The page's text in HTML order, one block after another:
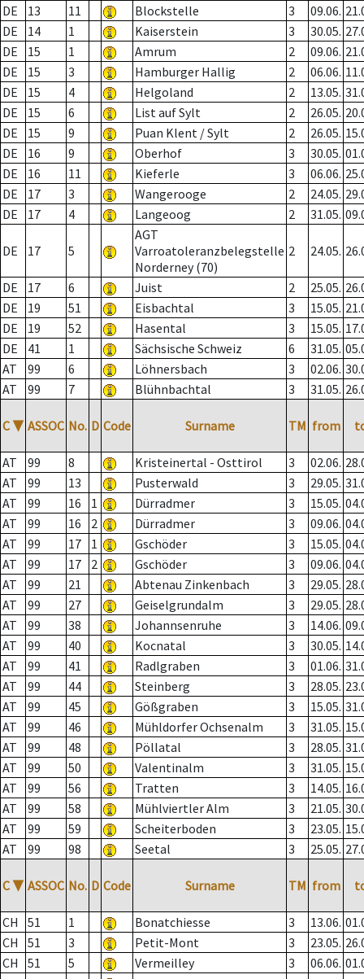
DE
13 11 Blockstelle 3 09.06.
DE
14 1 Kaiserstein 3 30.05.
DE
15 1 Amrum 2 09.06.
DE
15 3 Hamburger Hallig 2 06.06.
DE
15 4 Helgoland 2 13.05.
DE
15 6 List auf Sylt 2 26.05.
DE
15 9 Puan Klent / Sylt 2 26.05.
DE
16 9 Oberhof 3 30.05.
DE
16 11 Kieferle 3 06.06.
DE
17 3 Wangerooge 2 24.05.
DE
17 4 Langeoog 2 31.05.
DE 17 5
AGT
Varroatoleranzbelegstelle
Norderney (70)
2 24.05.
DE 17 6 Juist 2 25.05.
DE
19 51 Eisbachtal 3 15.05.
DE
19 52 Hasental 3 15.05.
DE
41 1 Sächsische Schweiz 6 31.05.
AT
99 6 Löhnersbach 3 02.06.
AT
99 7 Blühnbachtal 3 31.05.
C ▼ ASSOC No. D Code Surname TM from
AT 99 8 Kristeinertal - Osttirol 3 02.06.
AT
99 13 Pusterwald 3 29.05.
AT
99 16 1 Dürradmer 3 15.05.
AT
99 16 2 Dürradmer 3 09.06.
AT
99 17 1 Gschöder 3 15.05.
AT
99 17 2 Gschöder 3 09.06.
AT
99 21 Abtenau Zinkenbach 3 29.05.
AT
99 27 Geiselgrundalm 3 29.05.
AT
99 38 Johannsenruhe 3 14.06.
AT
99 40 Kocnatal 3 30.05.
AT
99 41 Radlgraben 3 01.06.
AT
99 44 Steinberg 3 28.05.
AT
99 45 Gößgraben 3 15.05.
AT
99 46 Mühldorfer Ochsenalm 3 31.05.
AT
99 48 Pöllatal 3 28.05.
AT
99 50 Valentinalm 3 31.05.
AT
99 56 Tratten 3 14.05.
AT
99 58 Mühlviertler Alm 3 21.05.
AT
99 59 Scheiterboden 3 23.05.
AT
99 98 Seetal 3 25.05.
C ▼ ASSOC No. D Code Surname TM from
CH 51 1 Bonatchiesse 3 13.06.
CH
51 3 Petit-Mont 3 23.05.
CH
51 5 Vermeilley 3 06.06.